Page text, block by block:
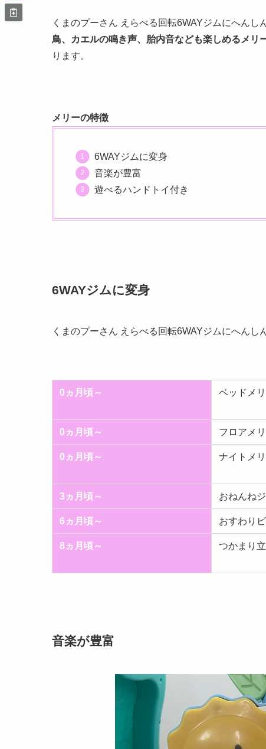
くまのプーさん えらべる回転6WAYジムにへんし
鳥、カエルの鳴き声、胎内音なども楽しめるメリ
ります。
メリーの特徴
6WAYジムに変身
音楽が豊富
遊べるハンドトイ付き
6WAYジムに変身
くまのプーさん えらべる回転6WAYジムにへんし
0ヵ月頃～ ベッドメ
0ヵ月頃～ フロアメ
0ヵ月頃～ ナイトメ
3ヵ月頃～ おねんね
6ヵ月頃～ おすわり
8ヵ月頃～ つかまり
音楽が豊富